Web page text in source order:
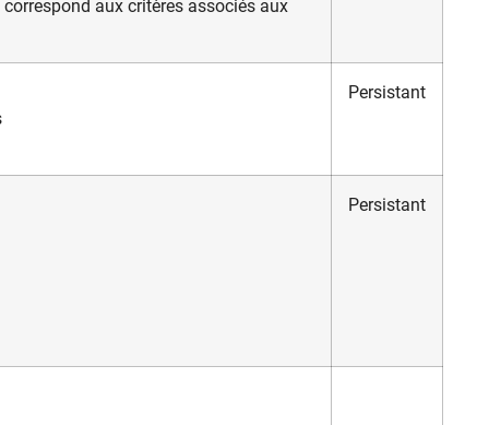
aux critères associés aux
Persistant
Persistant